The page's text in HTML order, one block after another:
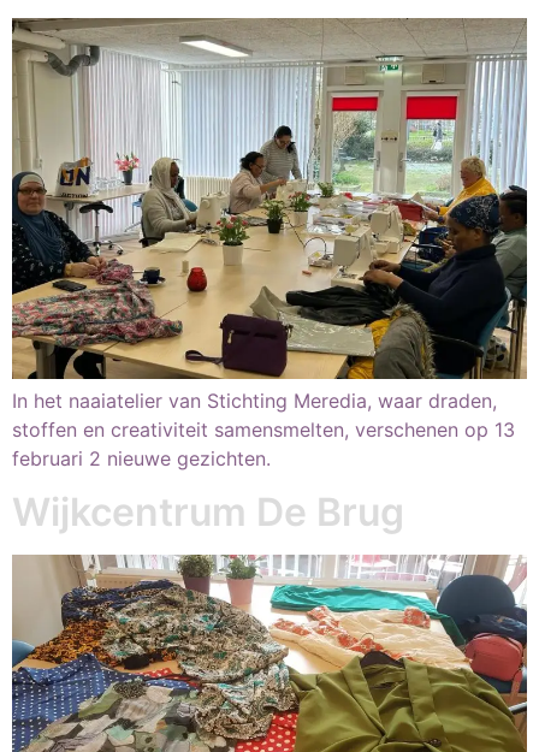
In het naaiatelier van Stichting Meredia, waar draden,
stoffen en creativiteit samensmelten, verschenen op 13
februari 2 nieuwe gezichten.
Wijkcentrum De Brug